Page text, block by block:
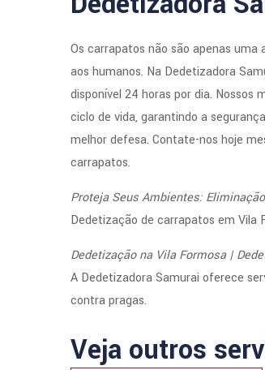
Os carrapatos não são apenas
aos humanos. Na Dedetizadora
disponível 24 horas por dia. Nossos
ciclo de vida, garantindo a
melhor defesa. Contate-nos hoje
carrapatos.
Proteja Seus Ambientes:
Dedetização de carrapatos em Vila
Dedetização na Vila Formosa |
A Dedetizadora Samurai oferece
contra pragas.
Veja outros